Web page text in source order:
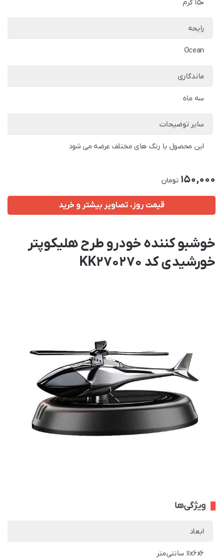
150 گرم
رایحه
Ocean
ماندگاری
سه ماه
سایر توضیحات
این محصول با رنگ های مختلف عرضه می شود
150,000 تومان
قیمت روز، تصاویر بیشتر و خرید
خوشبو کننده خودرو طرح هلیکوپتر
خورشیدی کد KK270270
ویژگی‌ها
ابعاد
11x6x6 سانتی‌متر